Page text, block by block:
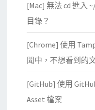
[Mac] 無法 cd 進入
目錄？
[Chrome] 使用
聞中，不想看到的
[GitHub] 使用
Asset 檔案